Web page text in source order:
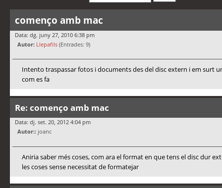
començo amb mac
Data: dg. juny 27, 2010 6:38 pm
Autor: Llepafils (Entrades: 9)
Intento traspassar fotos i documents des del disc extern i em surt
com es fa
Re: començo amb mac
Data: dj. set. 20, 2012 4:04 pm
Autor:: joanc
Aniria saber més coses, com ara el format en que tens el disc dur
les coses sense necessitat de formatejar